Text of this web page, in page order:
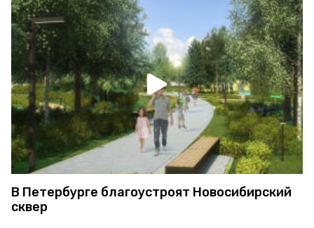
В Петербурге благоустроят Новосибирский
сквер